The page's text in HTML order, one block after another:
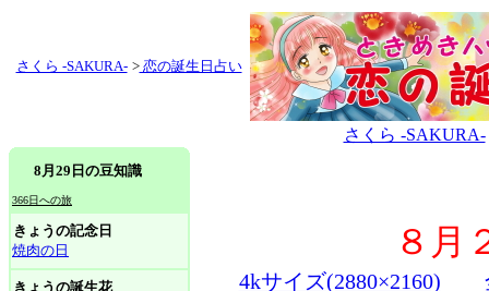
さくら -SAKURA- >恋の誕生日占い
さくら -SAKURA-
8月29日の豆知識
366日への旅
きょうの記念日
焼肉の日
きょうの誕生花
８月
4kサイズ(2880×2160)